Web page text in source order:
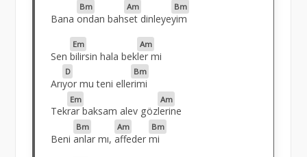
Bana
Bm
ondan bah
Am
set dinleye
Bm
yim
Sen
Em
bilirsin hala bek
Am
ler mi
Arı
D
yor mu teni elle
Bm
rimi
Tek
Em
rar baksam alev göz
Am
lerine
Beni
Bm
anlar mı,
Am
affeder
Bm
mi